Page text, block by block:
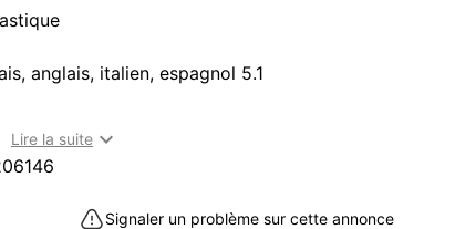
anglais, italien, espagnol 5.1
: dvd et blu-ray à acheter dans la Loire-
Lire la suite 
Signaler un problème sur cette annonce